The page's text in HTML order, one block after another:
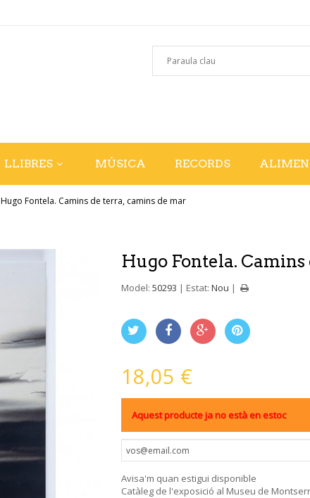
LLIBRES MÚSICA RECORDS
Hugo Fontela. Camins de terra, camins de mar
Hugo Fontela.
Model: 50293 Estat: Nou
18,05 €
Aquest producte ja no està en estoc
Avisa'm quan estigui disponible
Catàleg de l'exposició al Museu de